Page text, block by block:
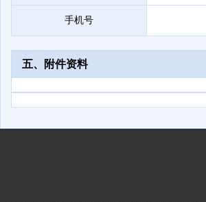
手机号
五、附件资料